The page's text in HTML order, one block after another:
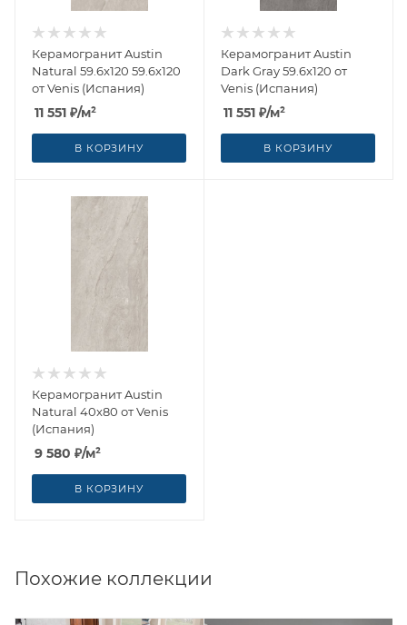
Керамогранит Austin
Natural 59.6x120 59.6x120
от Venis (Испания)
11 551 ₽/м²
В КОРЗИНУ
Керамогранит Austin
Dark Gray 59.6x120 от
Venis (Испания)
11 551 ₽/м²
В КОРЗИНУ
Керамогранит Austin
Natural 40x80 от Venis
(Испания)
9 580 ₽/м²
В КОРЗИНУ
Похожие коллекции